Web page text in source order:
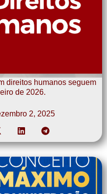
direitos humanos seguem
de 2026.
2, 2025